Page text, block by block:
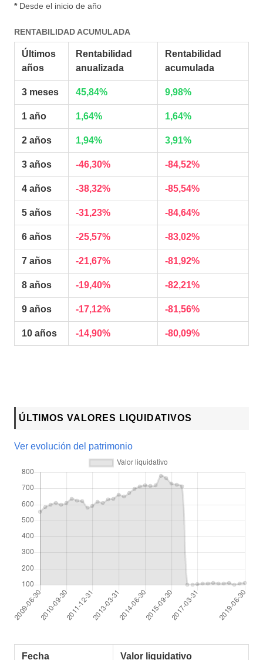
*Desde el inicio de año
RENTABILIDAD ACUMULADA
Últimos
años
Rentabilidad
anualizada
Rentabilidad
acumulada
3 meses 45,84% 9,98%
1 año 1,64% 1,64%
2 años 1,94% 3,91%
3 años -46,30% -84,52%
4 años -38,32% -85,54%
5 años -31,23% -84,64%
6 años -25,57% -83,02%
7 años -21,67% -81,92%
8 años -19,40% -82,21%
9 años -17,12% -81,56%
10 años -14,90% -80,09%
ÚLTIMOS VALORES LIQUIDATIVOS
Ver evolución del patrimonio
Fecha Valor liquidativo